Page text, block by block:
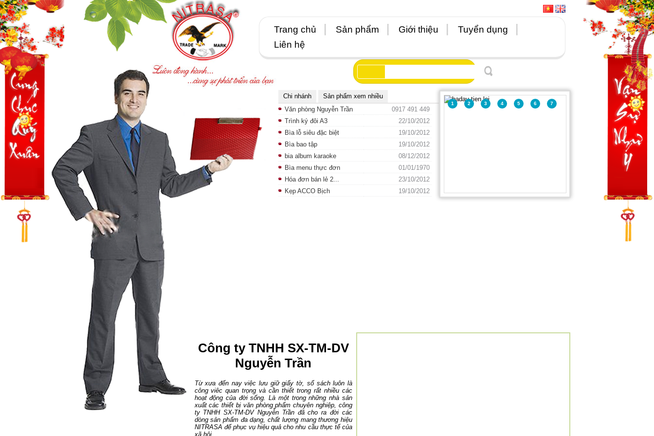
Trang chủ Sản phẩm Giới thiệu
Tuyển dụng
Liên hệ
Chi nhánh
Sản phẩm xem nhiều
Văn phòng Nguyễn Trần
0917 491 449
Trình ký đôi A3
22/10/2012
Bìa lỗ siêu đặc biệt
19/10/2012
Bìa bao tập
19/10/2012
bia album karaoke
08/12/2012
Bìa menu thực đơn
01/01/1970
Hóa đơn bán lẻ 2...
23/10/2012
Kẹp ACCO Bịch
19/10/2012
1 2 3 4 5 6 7
Công ty TNHH SX-TM-DV
Nguyễn Trần
Từ xưa đến nay việc lưu giữ giấy tờ, sổ sách luôn là
công viêc quan trọng và cần thiết trong rất nhiều các
hoạt động của đời sống. Là một trong những nhà sản
xuất các thiết bị văn phòng phẩm chuyên nghiệp, công
ty TNHH SX-TM-DV Nguyễn Trần đã cho ra đời các
dòng sản phẩm đa dạng, chất lượng mang thương hiệu
NITRASA để phục vụ hiệu quả cho nhu cầu thực tế của
xã hội...